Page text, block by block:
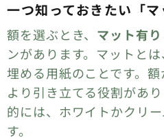
一つ知っておきたい「マ
額を選ぶとき、 マット有
ンがあります。マットと
埋める用紙のことです。
より引き立てる役割があ
的には、ホワイトかクリ
す。